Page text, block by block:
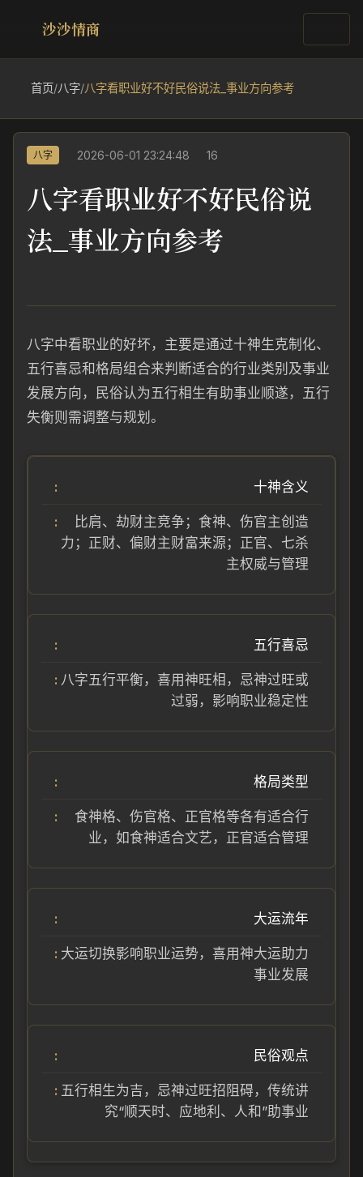
沙沙情商
首页/八字/八字看职业好不好民俗说法_事业方向参考
八字 2026-06-01 23:24:48 16
八字看职业好不好民俗说
法_事业方向参考
八字中看职业的好坏，主要是通过十神生克制化、
五行喜忌和格局组合来判断适合的行业类别及事业
发展方向，民俗认为五行相生有助事业顺遂，五行
失衡则需调整与规划。
十神含义
比肩、劫财主竞争；食神、伤官主创造
力；正财、偏财主财富来源；正官、七杀
主权威与管理
五行喜忌
八字五行平衡，喜用神旺相，忌神过旺或
过弱，影响职业稳定性
格局类型
食神格、伤官格、正官格等各有适合行
业，如食神适合文艺，正官适合管理
大运流年
大运切换影响职业运势，喜用神大运助力
事业发展
民俗观点
五行相生为吉，忌神过旺招阻碍，传统讲
究“顺天时、应地利、人和”助事业